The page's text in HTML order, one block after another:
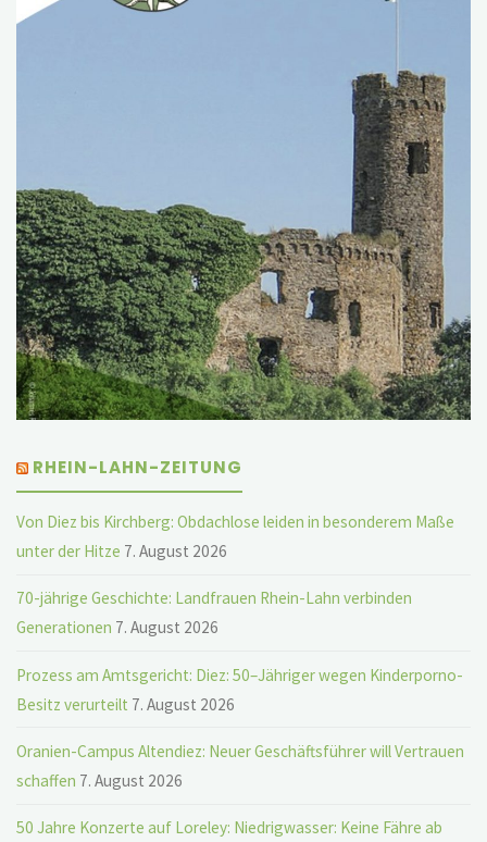
RHEIN-LAHN-ZEITUNG
Von Diez bis Kirchberg: Obdachlose leiden in besonderem Maße
unter der Hitze 7. August 2026
70-jährige Geschichte: Landfrauen Rhein-Lahn verbinden
Generationen 7. August 2026
Prozess am Amtsgericht: Diez: 50–Jähriger wegen Kinderporno-
Besitz verurteilt 7. August 2026
Oranien-Campus Altendiez: Neuer Geschäftsführer will Vertrauen
schaffen 7. August 2026
50 Jahre Konzerte auf Loreley: Niedrigwasser: Keine Fähre ab